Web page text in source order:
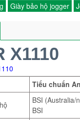
Giày bảo hộ jogger
X1110
Tiểu chuẩn
BSI (Australia/
BSI